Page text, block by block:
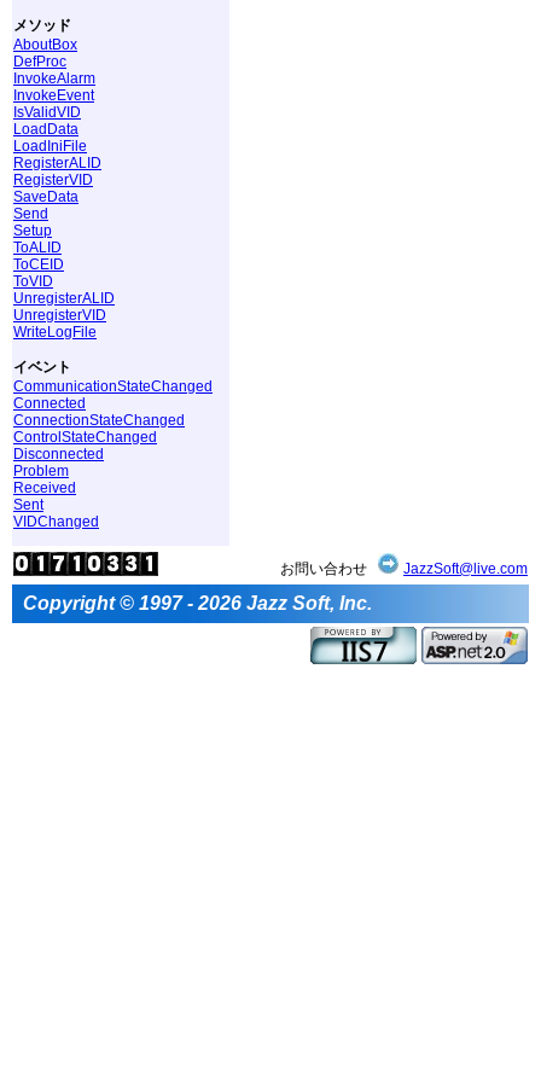
メソッド
AboutBox
DefProc
InvokeAlarm
InvokeEvent
IsValidVID
LoadData
LoadIniFile
RegisterALID
RegisterVID
SaveData
Send
Setup
ToALID
ToCEID
ToVID
UnregisterALID
UnregisterVID
WriteLogFile
イベント
CommunicationStateChanged
Connected
ConnectionStateChanged
ControlStateChanged
Disconnected
Problem
Received
Sent
VIDChanged
お問い合わせ JazzSoft@live.com
Copyright © 1997 - 2026 Jazz Soft, Inc.